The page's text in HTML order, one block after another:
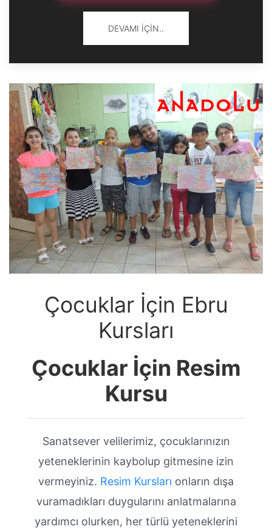
DEVAMI İÇIN..
Çocuklar İçin Ebru
Kursları
Çocuklar İçin Resim
Kursu
Sanatsever velilerimiz, çocuklarınızın
yeteneklerinin kaybolup gitmesine izin
vermeyiniz. Resim Kursları onların dışa
vuramadıkları duygularını anlatmalarına
yardımcı olurken, her türlü yeteneklerini